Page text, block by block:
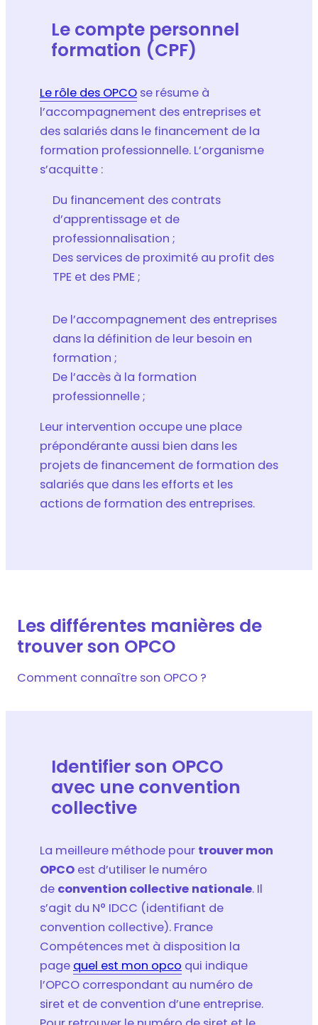
Le compte personnel
formation (CPF)
Le rôle des OPCO se résume à
l’accompagnement des entreprises et
des salariés dans le financement de la
formation professionnelle. L’organisme
s’acquitte :
Du financement des contrats
d’apprentissage et de
professionnalisation ;
Des services de proximité au profit des
TPE et des PME ;
De l’accompagnement des entreprises
dans la définition de leur besoin en
formation ;
De l’accès à la formation
professionnelle ;
Leur intervention occupe une place
prépondérante aussi bien dans les
projets de financement de formation des
salariés que dans les efforts et les
actions de formation des entreprises.
Les différentes manières de
trouver son OPCO
Comment connaître son OPCO ?
Identifier son OPCO
avec une convention
collective
La meilleure méthode pour trouver mon
OPCO est d’utiliser le numéro
de convention collective nationale. Il
s’agit du N° IDCC (identifiant de
convention collective). France
Compétences met à disposition la
page quel est mon opco qui indique
l’OPCO correspondant au numéro de
siret et de convention d’une entreprise.